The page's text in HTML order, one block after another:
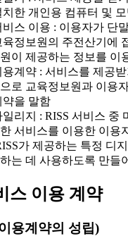
치한 개인용 컴퓨터 및 모
스 이용 : 이용자가 단
육정보원의 주전산기에
이 제공하는 정보를 이
계약 : 서비스를 제공받
로 교육정보원과 이용
약을 말함
리지 : RISS 서비스 중
서비스를 이용한 이용
가 제공하는 특정 디
는 데 사용하도록 만들
스 이용 계약
용계약의 성립)